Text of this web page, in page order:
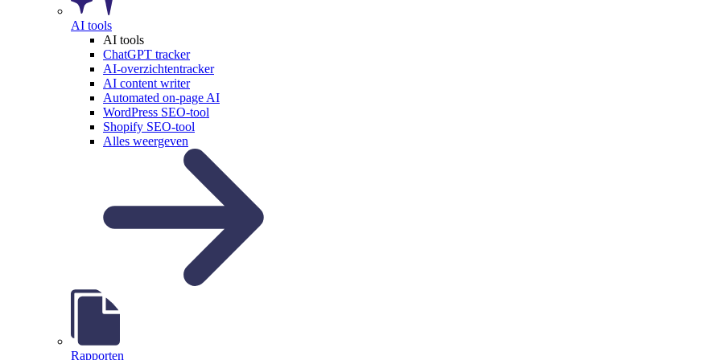
AI tools
AI tools
ChatGPT tracker
AI-overzichtentracker
AI content writer
Automated on-page AI
WordPress SEO-tool
Shopify SEO-tool
Alles weergeven
Rapporten